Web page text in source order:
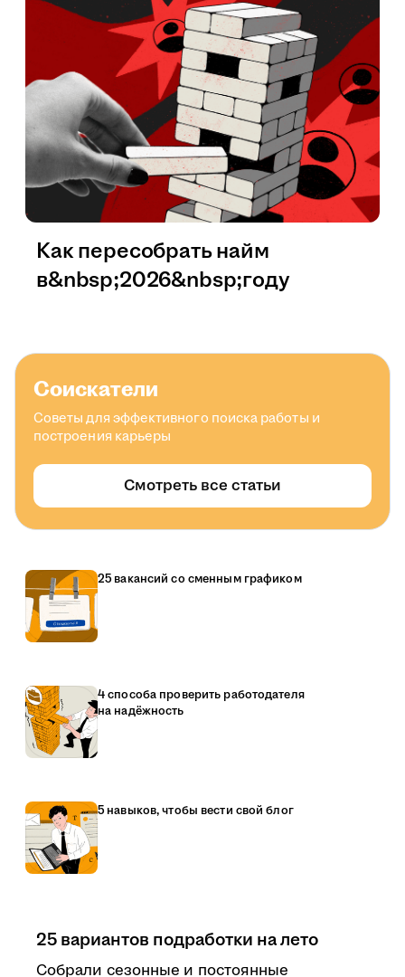
Как пересобрать найм
в&nbsp;2026&nbsp;году
Соискатели
Советы для эффективного поиска работы и
построения карьеры
Смотреть все статьи
25 вакансий со сменным графиком
4 способа проверить работодателя
на надёжность
5 навыков, чтобы вести свой блог
25 вариантов подработки на лето
Собрали сезонные и постоянные